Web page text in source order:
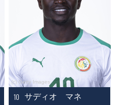
10 サディオ マネ